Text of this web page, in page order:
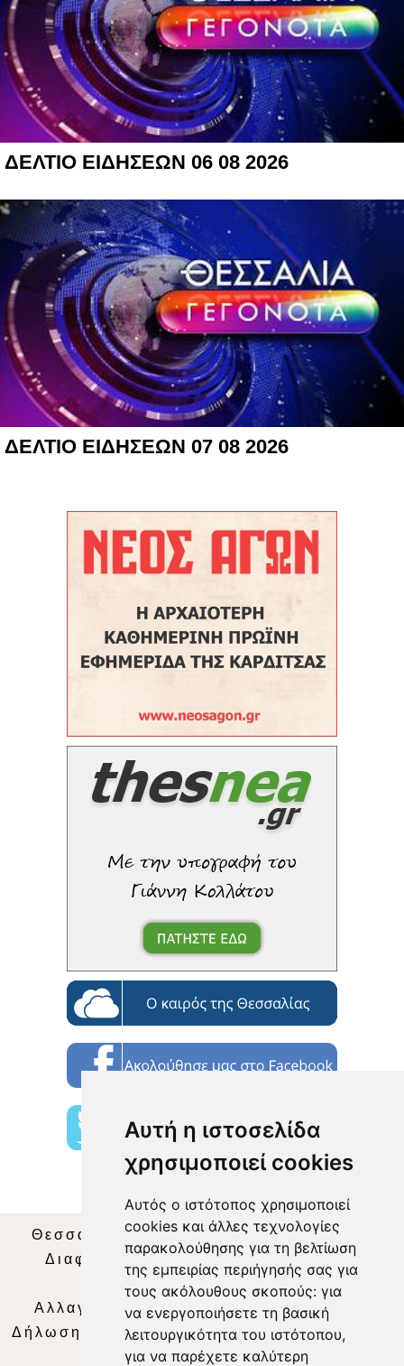
Αυτή η ιστοσελίδα
χρησιμοποιεί cookies
Αυτός ο ιστότοπος χρησιμοποιεί
cookies και άλλες τεχνολογίες
παρακολούθησης για τη βελτίωση
της εμπειρίας περιήγησής σας για
τους ακόλουθους σκοπούς: για
να ενεργοποιήσετε τη βασική
λειτουργικότητα του ιστότοπου,
για να παρέχετε καλύτερη
ΔΕΛΤΙΟ ΕΙΔΗΣΕΩΝ 06 08 2026
ΔΕΛΤΙΟ ΕΙΔΗΣΕΩΝ 07 08 2026
Θεσσαλία Τηλεόραση|SNG Services
Διαφήμιση | Όροι Χρήσης |Δήλωση
Απορρήτου |
Περιεχόμενο
Αλλαγή Προτιμήσεων για τα Cookies
Δήλωση συμμόρφωσης με τη σύσταση (ΕΕ)
2018/334|Ταυτότητα